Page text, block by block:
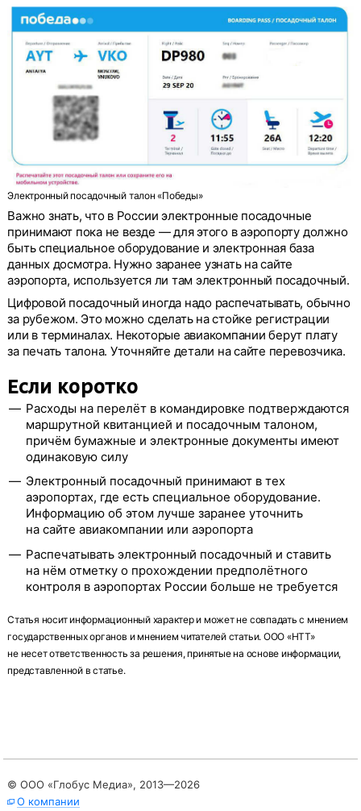
Электронный посадочный талон «Победы»
Важно знать, что в России электронные посадочные
принимают пока не везде — для этого в аэропорту должно
быть специальное оборудование и электронная база
данных досмотра. Нужно заранее узнать на сайте
аэропорта, используется ли там электронный посадочный.
Цифровой посадочный иногда надо распечатывать, обычно
за рубежом. Это можно сделать на стойке регистрации
или в терминалах. Некоторые авиакомпании берут плату
за печать талона. Уточняйте детали на сайте перевозчика.
Если коротко
Расходы на перелёт в командировке подтверждаются
маршрутной квитанцией и посадочным талоном,
причём бумажные и электронные документы имеют
одинаковую силу
Электронный посадочный принимают в тех
аэропортах, где есть специальное оборудование.
Информацию об этом лучше заранее уточнить
на сайте авиакомпании или аэропорта
Распечатывать электронный посадочный и ставить
на нём отметку о прохождении предполётного
контроля в аэропортах России больше не требуется
Статья носит информационный характер и может не совпадать с мнением
государственных органов и мнением читателей статьи. ООО «НТТ»
не несет ответственность за решения, принятые на основе информации,
представленной в статье.
© ООО «Глобус Медиа», 2013—2026
О компании